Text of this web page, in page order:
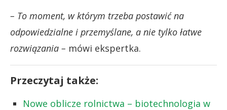
– To moment, w którym trzeba postawić na
odpowiedzialne i przemyślane, a nie tylko łatwe
rozwiązania – mówi ekspertka.
Przeczytaj także:
Nowe oblicze rolnictwa – biotechnologia w